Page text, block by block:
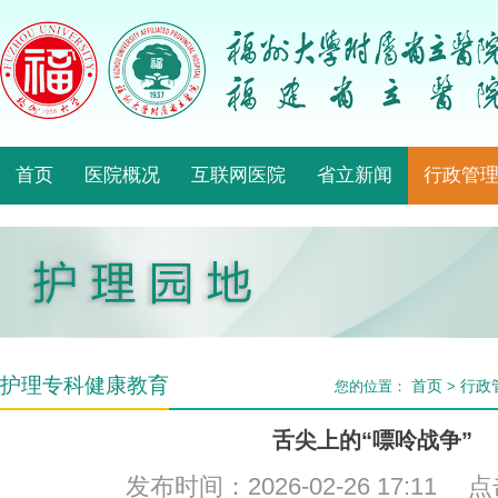
首页 医院概况 互联网医院 省立新闻 行政管理
护理专科健康教育 您的位置： 首页 > 行政
舌尖上的“嘌呤战争”
发布时间：2026-02-26 17:11 点